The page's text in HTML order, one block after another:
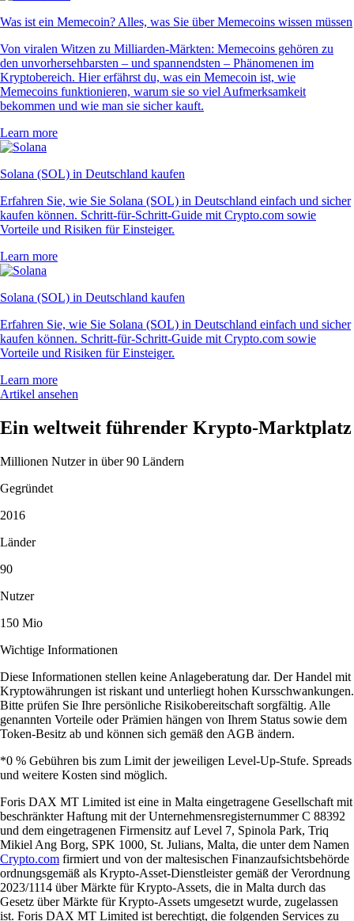
Was ist ein Memecoin? Alles, was Sie über Memecoins wissen müssen
Von viralen Witzen zu Milliarden-Märkten: Memecoins gehören zu
den unvorhersehbarsten – und spannendsten – Phänomenen im
Kryptobereich. Hier erfährst du, was ein Memecoin ist, wie
Memecoins funktionieren, warum sie so viel Aufmerksamkeit
bekommen und wie man sie sicher kauft.
Learn more
Solana (SOL) in Deutschland kaufen
Erfahren Sie, wie Sie Solana (SOL) in Deutschland einfach und sicher
kaufen können. Schritt-für-Schritt-Guide mit Crypto.com sowie
Vorteile und Risiken für Einsteiger.
Learn more
Solana (SOL) in Deutschland kaufen
Erfahren Sie, wie Sie Solana (SOL) in Deutschland einfach und sicher
kaufen können. Schritt-für-Schritt-Guide mit Crypto.com sowie
Vorteile und Risiken für Einsteiger.
Learn more
Artikel ansehen
Ein weltweit führender Krypto-Marktplatz
Millionen Nutzer in über 90 Ländern
Gegründet
2016
Länder
90
Nutzer
150 Mio
Wichtige Informationen
Diese Informationen stellen keine Anlageberatung dar. Der Handel mit
Kryptowährungen ist riskant und unterliegt hohen Kursschwankungen.
Bitte prüfen Sie Ihre persönliche Risikobereitschaft sorgfältig. Alle
genannten Vorteile oder Prämien hängen von Ihrem Status sowie dem
Token-Besitz ab und können sich gemäß den AGB ändern.
*0 % Gebühren bis zum Limit der jeweiligen Level-Up-Stufe. Spreads
und weitere Kosten sind möglich.
Foris DAX MT Limited ist eine in Malta eingetragene Gesellschaft mit
beschränkter Haftung mit der Unternehmensregisternummer C 88392
und dem eingetragenen Firmensitz auf Level 7, Spinola Park, Triq
Mikiel Ang Borg, SPK 1000, St. Julians, Malta, die unter dem Namen
Crypto.com firmiert und von der maltesischen Finanzaufsichtsbehörde
ordnungsgemäß als Krypto-Asset-Dienstleister gemäß der Verordnung
2023/1114 über Märkte für Krypto-Assets, die in Malta durch das
Gesetz über Märkte für Krypto-Assets umgesetzt wurde, zugelassen
ist. Foris DAX MT Limited ist berechtigt, die folgenden Services zu